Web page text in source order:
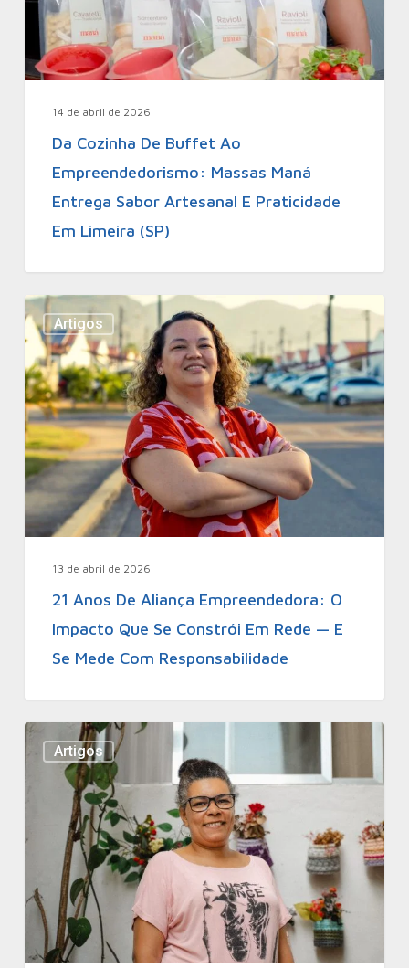
14 de abril de 2026
Da Cozinha De Buffet Ao
Empreendedorismo: Massas Maná
Entrega Sabor Artesanal E Praticidade
Em Limeira (SP)
Artigos
13 de abril de 2026
21 Anos De Aliança Empreendedora: O
Impacto Que Se Constrói Em Rede — E
Se Mede Com Responsabilidade
Artigos